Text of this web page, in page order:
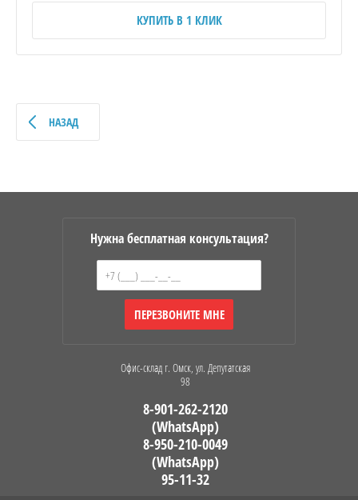
КУПИТЬ В 1 КЛИК
НАЗАД
Нужна бесплатная консультация?
ПЕРЕЗВОНИТЕ МНЕ
Офис-склад г. Омск, ул. Депутатская
98
8-901-262-2120
(WhatsApp)
8-950-210-0049
(WhatsApp)
95-11-32